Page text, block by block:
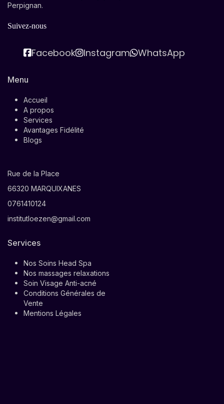
Perpignan.
Suivez-nous
Facebook Instagram WhatsApp
Menu
Accueil
A propos
Services
Avantages Fidélité
Blogs
Rue de la Place
66320 MARQUIXANES
0761410124
institutloezen@gmail.com
Services
Nos Soins Head Spa
Nos massages relaxations
Soin Visage Anti-acné
Conditions Générales de
Vente
Mentions Légales